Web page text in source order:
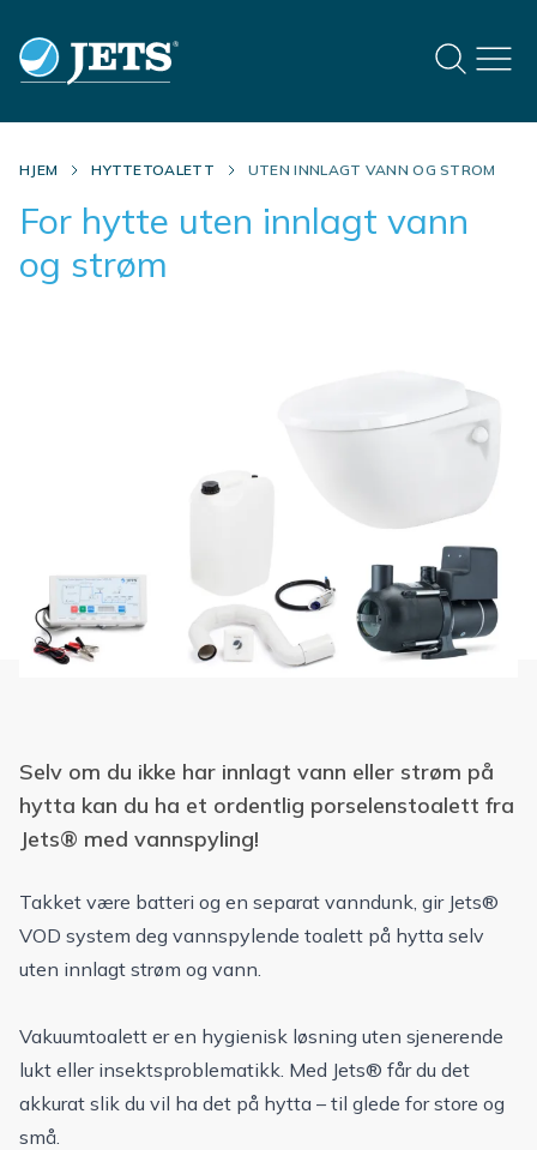
HJEM HYTTETOALETT UTEN INNLAGT VANN OG STROM
For hytte uten innlagt vann
og strøm
Selv om du ikke har innlagt vann eller strøm på
hytta kan du ha et ordentlig porselenstoalett fra
Jets® med vannspyling!
Takket være batteri og en separat vanndunk, gir Jets®
VOD system deg vannspylende toalett på hytta selv
uten innlagt strøm og vann.
Vakuumtoalett er en hygienisk løsning uten sjenerende
lukt eller insektsproblematikk. Med Jets® får du det
akkurat slik du vil ha det på hytta – til glede for store og
små.